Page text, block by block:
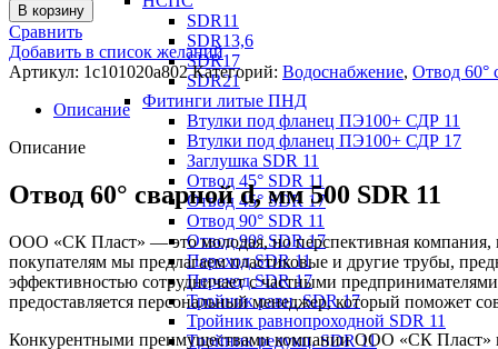
SDR11
SDR13,6
SDR17
SDR21
Фитинги литые ПНД
Втулки под фланец ПЭ100+ СДР 11
Втулки под фланец ПЭ100+ СДР 17
Заглушка SDR 11
Отвод 45° SDR 11
Отвод 45° SDR 17
Отвод 90° SDR 11
Отвод 90° SDR 17
Переход SDR 11
Переход SDR 17
Тройник равн. SDR 17
Тройник равнопроходной SDR 11
Тройник редукц. SDR 11
В корзину
Сравнить
Добавить в список желаний
Артикул: 1c101020a802Категорий: Водоснабжение, Отвод 60°
Описание
Описание
Отвод 60° сварной d, мм 500 SDR 11
ООО «СК Пласт» — это молодая, но перспективная компания,
покупателям мы предлагаем пластиковые и другие трубы,
эффективностью сотрудничает с частными
предоставляется персональный менеджер, который поможет
Конкурентными преимуществами компании ООО «СК Пласт»